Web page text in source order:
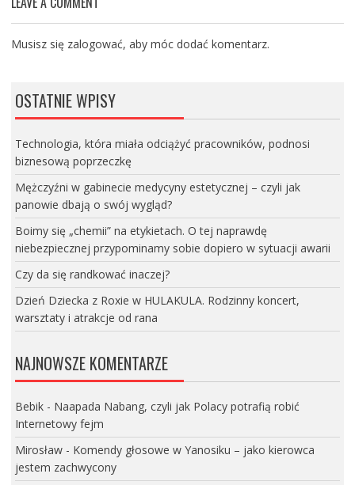
Musisz się zalogować, aby móc dodać komentarz.
OSTATNIE WPISY
Technologia, która miała odciążyć pracowników, podnosi
biznesową poprzeczkę
Mężczyźni w gabinecie medycyny estetycznej – czyli jak
panowie dbają o swój wygląd?
Boimy się „chemii” na etykietach. O tej naprawdę
niebezpiecznej przypominamy sobie dopiero w sytuacji awarii
Czy da się randkować inaczej?
Dzień Dziecka z Roxie w HULAKULA. Rodzinny koncert,
warsztaty i atrakcje od rana
NAJNOWSZE KOMENTARZE
Bebik- Naapada Nabang, czyli jak Polacy potrafią robić
Internetowy fejm
Mirosław- Komendy głosowe w Yanosiku – jako kierowca
jestem zachwycony